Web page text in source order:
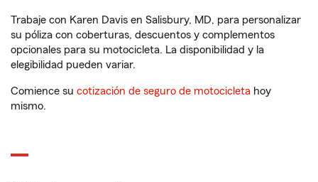
Trabaje con Karen Davis en Salisbury, MD, para personalizar
su póliza con coberturas, descuentos y complementos
opcionales para su motocicleta. La disponibilidad y la
elegibilidad pueden variar.
Comience su cotización de seguro de motocicleta hoy
mismo.